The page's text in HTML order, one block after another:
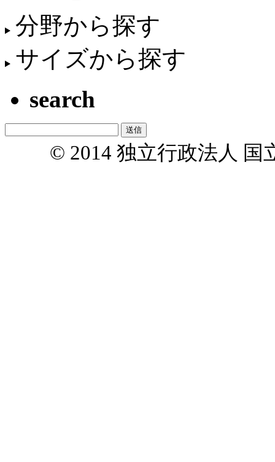
分野から探す
サイズから探す
search
© 2014 独立行政法人 国